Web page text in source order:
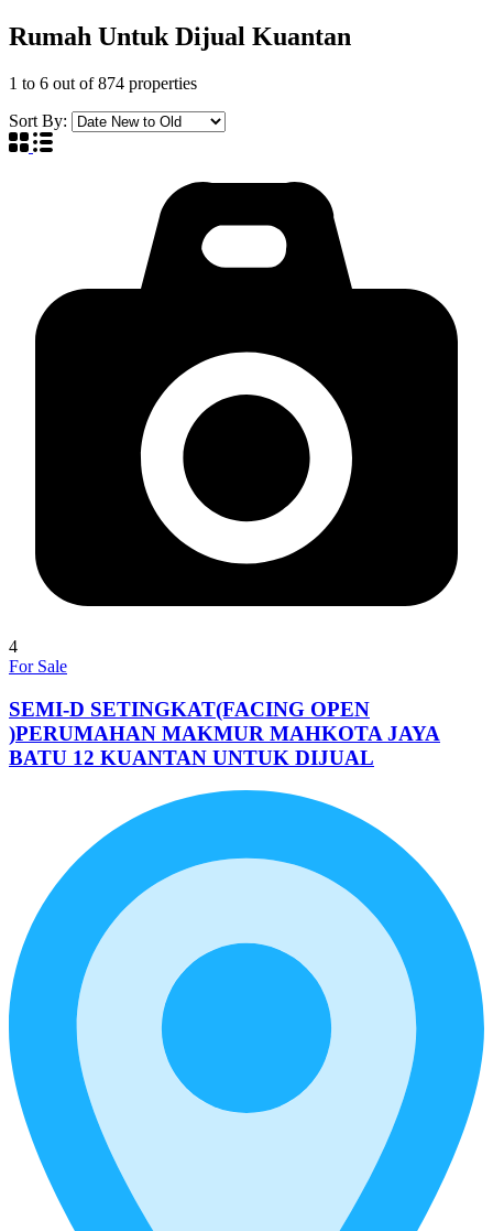
Rumah Untuk Dijual Kuantan
1 to 6 out of874 properties
Sort By:
4
For Sale
SEMI-D SETINGKAT(FACING OPEN
)PERUMAHAN MAKMUR MAHKOTA JAYA
BATU 12 KUANTAN UNTUK DIJUAL